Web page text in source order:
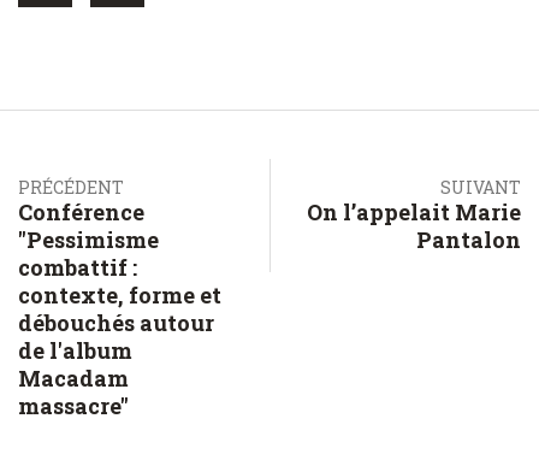
SUIVANT
On l’appelait Marie
Pantalon
PRÉCÉDENT
Conférence
"Pessimisme
combattif :
contexte, forme et
débouchés autour
de l'album
Macadam
massacre"